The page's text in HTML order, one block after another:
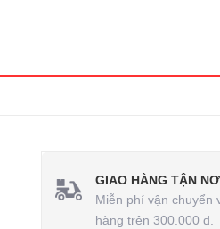
GIAO HÀNG TẬN
Miễn phí vận chuyển
hàng trên 300.000 đ.